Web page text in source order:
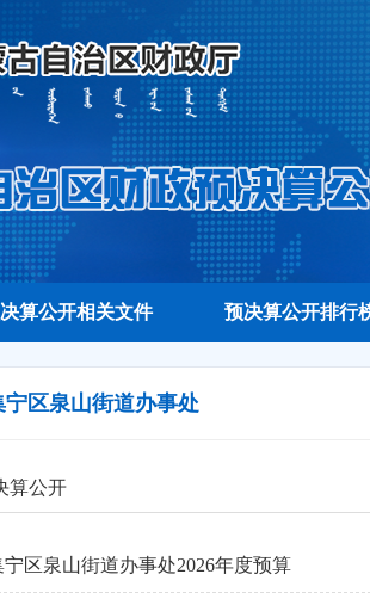
算公开相关文件 预决算公开排行
区泉山街道办事处
算公开
区泉山街道办事处2026年度预算